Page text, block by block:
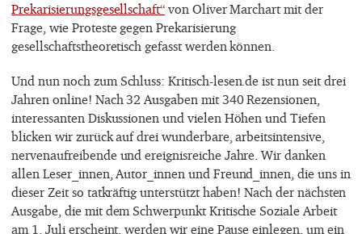
Prekarisierungsgesellschaft“ von Oliver Marchart mit der
Frage, wie Proteste gegen Prekarisierung
gesellschaftstheoretisch gefasst werden können.
Und nun noch zum Schluss: Kritisch-lesen.de ist nun seit drei
Jahren online! Nach 32 Ausgaben mit 340 Rezensionen,
interessanten Diskussionen und vielen Höhen und Tiefen
blicken wir zurück auf drei wunderbare, arbeitsintensive,
nervenaufreibende und ereignisreiche Jahre. Wir danken
allen Leser_innen, Autor_innen und Freund_innen, die uns in
dieser Zeit so tatkräftig unterstützt haben! Nach der nächsten
Ausgabe, die mit dem Schwerpunkt Kritische Soziale Arbeit
am 1. Juli erscheint, werden wir eine Pause einlegen, um ein